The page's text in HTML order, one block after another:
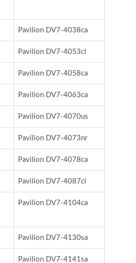
Pavilion DV7-4038ca
Pavilion DV7-4053cl
Pavilion DV7-4058ca
Pavilion DV7-4063ca
Pavilion DV7-4070us
Pavilion DV7-4073nr
Pavilion DV7-4078ca
Pavilion DV7-4087cl
Pavilion DV7-4104ca
Pavilion DV7-4130sa
Pavilion DV7-4141sa